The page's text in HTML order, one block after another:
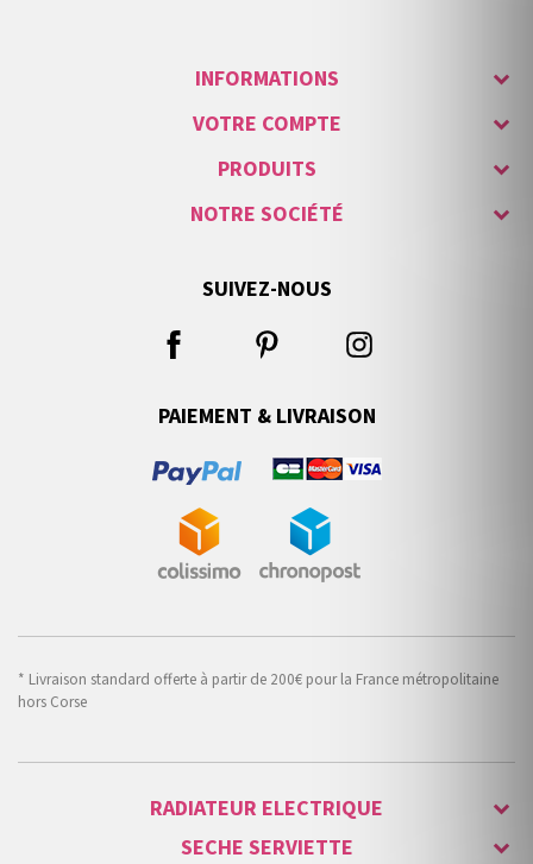
INFORMATIONS
VOTRE COMPTE
PRODUITS
NOTRE SOCIÉTÉ
SUIVEZ-NOUS
PAIEMENT & LIVRAISON
* Livraison standard offerte à partir de 200€ pour la France métropolitaine
hors Corse
RADIATEUR ELECTRIQUE
SECHE SERVIETTE